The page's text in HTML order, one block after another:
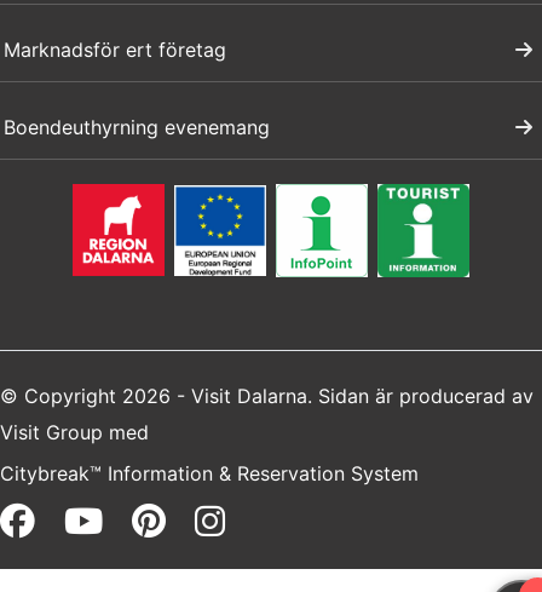
Marknadsför ert företag
Boendeuthyrning evenemang
© Copyright 2026 - Visit Dalarna. Sidan är producerad av
Visit Group med
Citybreak™ Information & Reservation System
Facebook (opens in a new
Youtube (opens in a new
Pinterest (opens in a
Instagram (opens